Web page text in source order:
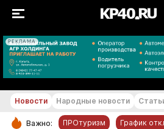
РЕКЛАМА
Новости Народные новости
Важно: ПРОтуризм График